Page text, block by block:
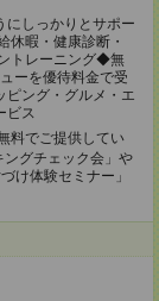
にしっかりとサポー
休暇・健康診断・
トレーニング◆無
ーを優待料金で受
ング・グルメ・エ
ビス
料でご提供してい
ングチェック会」や
け体験セミナー」